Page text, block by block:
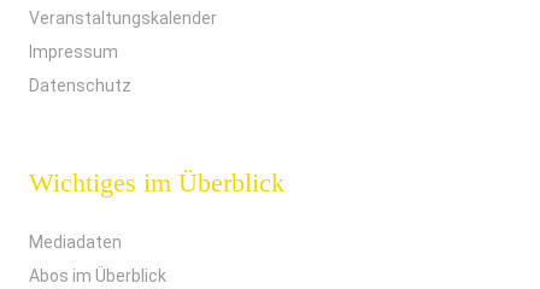
Veranstaltungskalender
Impressum
Datenschutz
Wichtiges im Überblick
Mediadaten
Abos im Überblick